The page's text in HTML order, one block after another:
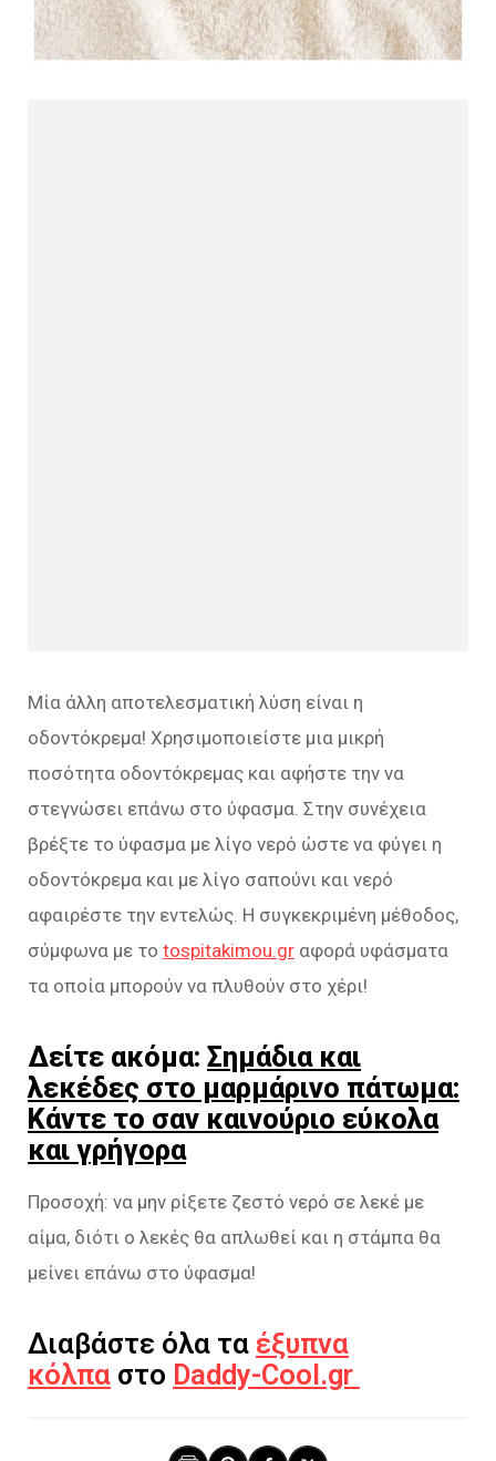
Μία άλλη αποτελεσματική λύση είναι η
οδοντόκρεμα! Χρησιμοποιείστε μια μικρή
ποσότητα οδοντόκρεμας και αφήστε την να
στεγνώσει επάνω στο ύφασμα. Στην συνέχεια
βρέξτε το ύφασμα με λίγο νερό ώστε να φύγει η
οδοντόκρεμα και με λίγο σαπούνι και νερό
αφαιρέστε την εντελώς. Η συγκεκριμένη μέθοδος,
σύμφωνα με το tospitakimou.gr αφορά υφάσματα
τα οποία μπορούν να πλυθούν στο χέρι!
Δείτε ακόμα: Σημάδια και
λεκέδες στο μαρμάρινο πάτωμα:
Kάντε το σαν καινούριο εύκολα
και γρήγορα
Προσοχή: να μην ρίξετε ζεστό νερό σε λεκέ με
αίμα, διότι ο λεκές θα απλωθεί και η στάμπα θα
μείνει επάνω στο ύφασμα!
Διαβάστε όλα τα έξυπνα
κόλπα στο Daddy-Cool.gr